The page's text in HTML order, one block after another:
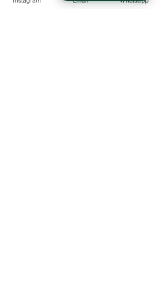
empfohlen von April bis Mai )